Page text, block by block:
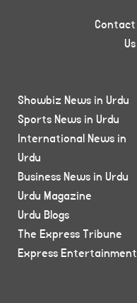
Contact
Us
Showbiz News in Urdu
Sports News in Urdu
International News in
Urdu
Business News in Urdu
Urdu Magazine
Urdu Blogs
The Express Tribune
Express Entertainment